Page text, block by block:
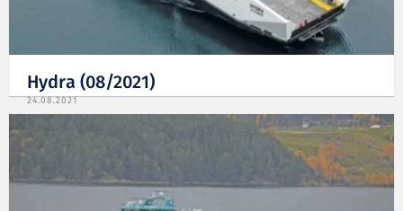
Hydra (08/2021)
24.08.2021